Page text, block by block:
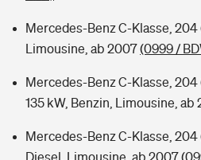
Mercedes-Benz C-Klasse, 204
Limousine, ab 2007(0999 /
Mercedes-Benz C-Klasse, 204
135 kW, Benzin, Limousine, ab
Mercedes-Benz C-Klasse, 204
Diesel, Limousine, ab 2007